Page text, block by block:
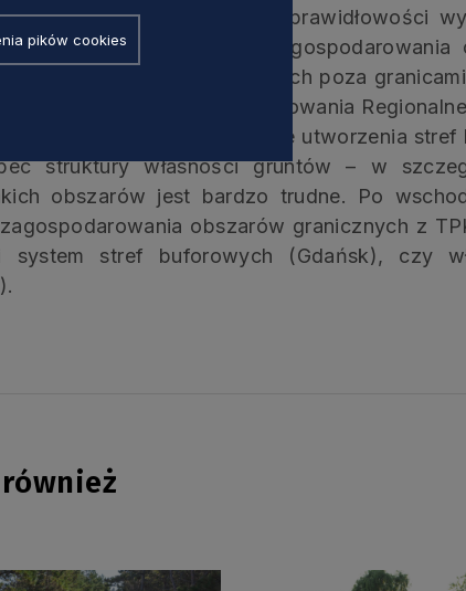
główne dostrzegane nieprawidłowości
sposobem zagospodarowania
zlokalizowanych poza
z Pomorskiego Biura Planowania
lasów TPK i propozycje utworzenia stref
struktury własności gruntów – w
obszarów jest bardzo trudne. Po
obszarów granicznych z
stref buforowych (Gdańsk), czy
pików cookies